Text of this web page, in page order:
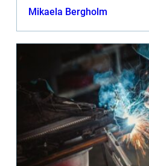
”Dåren ser sig själv som
Mikaela Bergholm